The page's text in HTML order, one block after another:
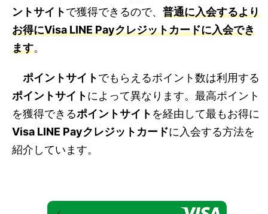
ントサイトで獲得できるので、 普通に入会するより
お得にVisa LINE Payクレジットカードに入会でき
ます。
ポイントサイトでもらえるポイント数は利用する
ポイントサイトによって異なります。最高ポイント
を獲得できるポイントサイト を経由して最もお得に
Visa LINE Payクレジットカードに入会する方法を
紹介しています。